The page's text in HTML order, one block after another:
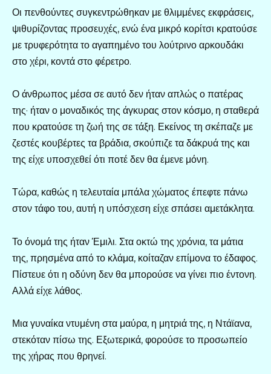
Οι πενθούντες συγκεντρώθηκαν με θλιμμένες εκφράσεις,
ψιθυρίζοντας προσευχές, ενώ ένα μικρό κορίτσι κρατούσε
με τρυφερότητα το αγαπημένο του λούτρινο αρκουδάκι
στο χέρι, κοντά στο φέρετρο.
Ο άνθρωπος μέσα σε αυτό δεν ήταν απλώς ο πατέρας
της· ήταν ο μοναδικός της άγκυρας στον κόσμο, η σταθερά
που κρατούσε τη ζωή της σε τάξη. Εκείνος τη σκέπαζε με
ζεστές κουβέρτες τα βράδια, σκούπιζε τα δάκρυά της και
της είχε υποσχεθεί ότι ποτέ δεν θα έμενε μόνη.
Τώρα, καθώς η τελευταία μπάλα χώματος έπεφτε πάνω
στον τάφο του, αυτή η υπόσχεση είχε σπάσει αμετάκλητα.
Το όνομά της ήταν Έμιλι. Στα οκτώ της χρόνια, τα μάτια
της, πρησμένα από το κλάμα, κοίταζαν επίμονα το έδαφος.
Πίστευε ότι η οδύνη δεν θα μπορούσε να γίνει πιο έντονη.
Αλλά είχε λάθος.
Μια γυναίκα ντυμένη στα μαύρα, η μητριά της, η Ντάϊανα,
στεκόταν πίσω της. Εξωτερικά, φορούσε το προσωπείο
της χήρας που θρηνεί.